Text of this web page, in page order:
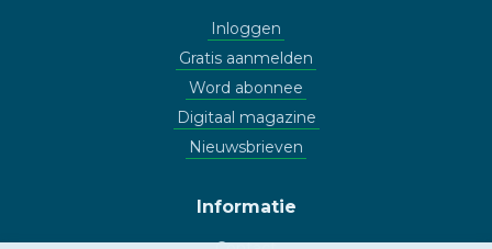
Inloggen
Gratis aanmelden
Word abonnee
Digitaal magazine
Nieuwsbrieven
Informatie